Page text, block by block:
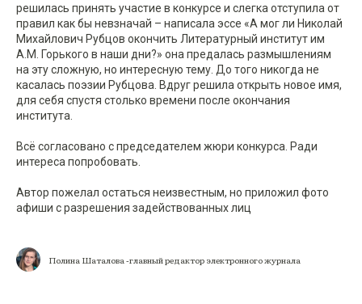
решилась принять участие в конкурсе и слегка отступила от
правил как бы невзначай – написала эссе «А мог ли Николай
Михайлович Рубцов окончить Литературный институт им
А.М. Горького в наши дни?» она предалась размышлениям
на эту сложную, но интересную тему. До того никогда не
касалась поэзии Рубцова. Вдруг решила открыть новое имя,
для себя спустя столько времени после окончания
института.
Всё согласовано с председателем жюри конкурса. Ради
интереса попробовать.
Автор пожелал остаться неизвестным, но приложил фото
афиши с разрешения задействованных лиц
Полина Шаталова -главный редактор электронного журнала